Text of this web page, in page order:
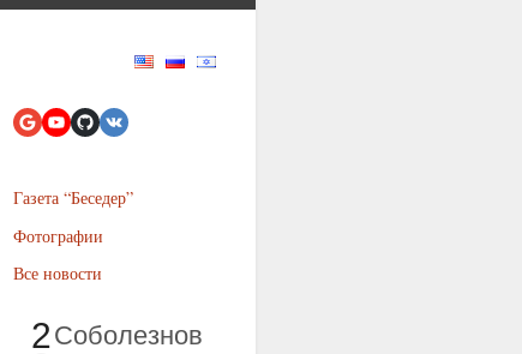
Газета “Беседер”
Фотографии
Все новости
2Соболезнов